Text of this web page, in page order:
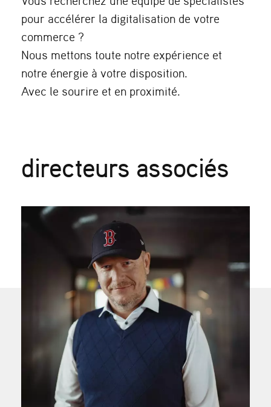
pour accélérer la digitalisation de votre
commerce ?
Nous mettons toute notre expérience et
notre énergie à votre disposition.
Avec le sourire et en proximité.
directeurs associés